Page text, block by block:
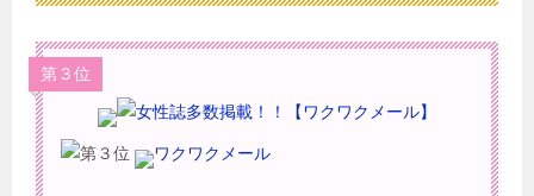
第３位
ワクワクメール